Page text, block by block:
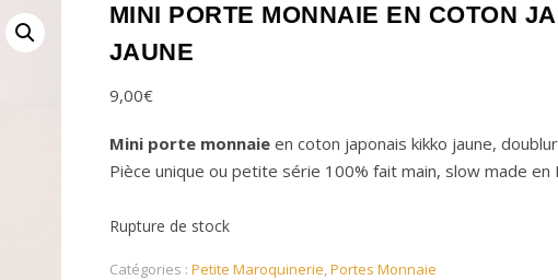
MINI PORTE MONNAIE EN COTON
JAUNE
9,00€
Mini porte monnaieen coton japonais kikko jaune,
Pièce unique ou petite série 100% fait main, slow made en
Rupture de stock
Catégories : Petite Maroquinerie,Portes Monnaie